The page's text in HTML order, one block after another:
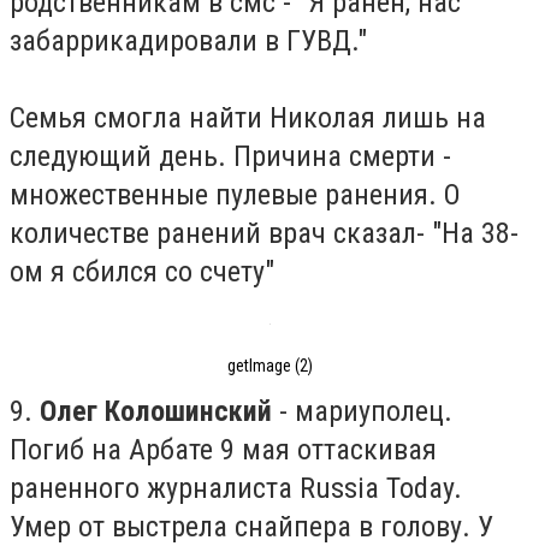
забаррикадировали в ГУВД."
Семья смогла найти Николая лишь на
следующий день. Причина смерти -
множественные пулевые ранения. О
количестве ранений врач сказал- "На 38-
ом я сбился со счету"
getImage (2)
9. Олег Колошинский - мариуполец.
Погиб на Арбате 9 мая оттаскивая
раненного журналиста Russia Today.
Умер от выстрела снайпера в голову. У